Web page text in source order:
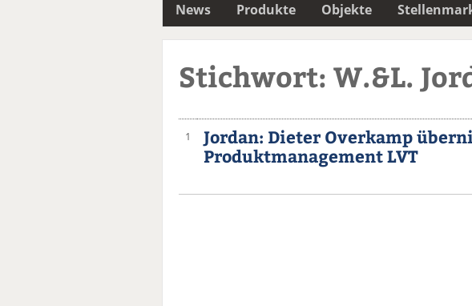
News Produkte Objekte
Stichwort: W.&L.
1
Jordan: Dieter Overkamp
Produktmanagement LVT